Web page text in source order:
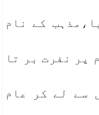
کے نام
پر نفرت بر تا
سے لے کر عام